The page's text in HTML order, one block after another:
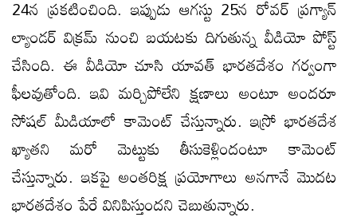
24న ప్రకటించింది. ఇప్పుడు ఆగస్టు 25న రోవర్ ప్రగ్యాన్
ల్యాండర్ విక్రమ్ నుంచి బయటకు దిగుతున్న వీడియో పోస్ట్
చేసింది. ఈ వీడియో చూసి యావత్ భారతదేశం గర్వంగా
ఫీలవుతోంది. ఇవి మర్చిపోలేని క్షణాలు అంటూ అందరూ
సోషల్ మీడియాలో కామెంట్ చేస్తున్నారు. ఇస్రో భారతదేశ
ఖ్యాతని మరో మెట్టుకు తీసుకెళ్లిందంటూ కామెంట్
చేస్తున్నారు. ఇకపై అంతరిక్ష ప్రయోగాలు అనగానే మొదట
భారతదేశం పేరే వినిపిస్తుందని చెబుతున్నారు.